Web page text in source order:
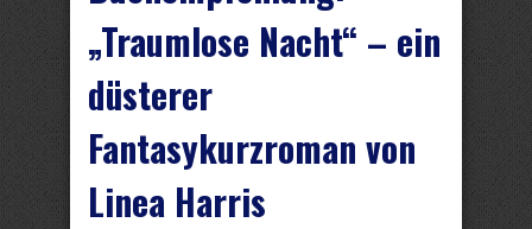
„Traumlose Nacht“ – ein
düsterer
Fantasykurzroman von
Linea Harris